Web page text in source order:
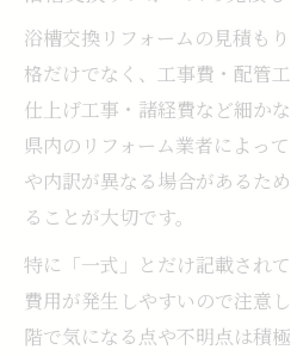
浴槽交換リフォームの見積も
格だけでなく、工事費・配管
仕上げ工事・諸経費など細か
県内のリフォーム業者によっ
や内訳が異なる場合があるた
ることが大切です。
特に「一式」とだけ記載され
費用が発生しやすいので注意
階で気になる点や不明点は積